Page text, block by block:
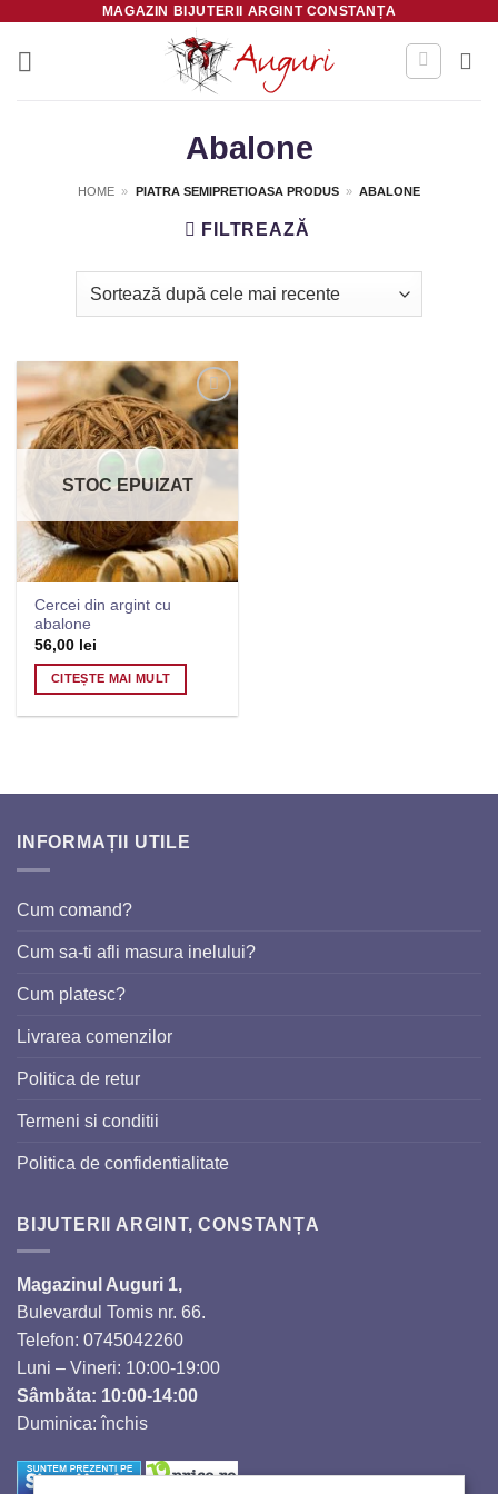
content
MAGAZIN BIJUTERII ARGINT CONSTANȚA
Abalone
HOME » PIATRA SEMIPRETIOASA PRODUS » ABALONE
FILTREAZĂ
Salvează
STOC EPUIZAT
Cercei din argint cu
abalone
56,00 lei
CITEȘTE MAI MULT
INFORMAȚII UTILE
Cum comand?
Cum sa-ti afli masura inelului?
Cum platesc?
Livrarea comenzilor
Politica de retur
Termeni si conditii
Politica de confidentialitate
BIJUTERII ARGINT, CONSTANȚA
Magazinul Auguri 1,
Bulevardul Tomis nr. 66.
Telefon: 0745042260
Luni – Vineri: 10:00-19:00
Sâmbăta: 10:00-14:00
Duminica: închis